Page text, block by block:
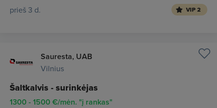
prieš 3 d. VIP 2
Sauresta, UAB
Vilnius
Šaltkalvis - surinkėjas
1300 - 1500 €/mėn. "į rankas"